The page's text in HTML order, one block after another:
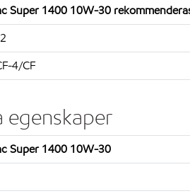
Super 1400 10W-30
4/CF
egenskaper
Super 1400 10W-30